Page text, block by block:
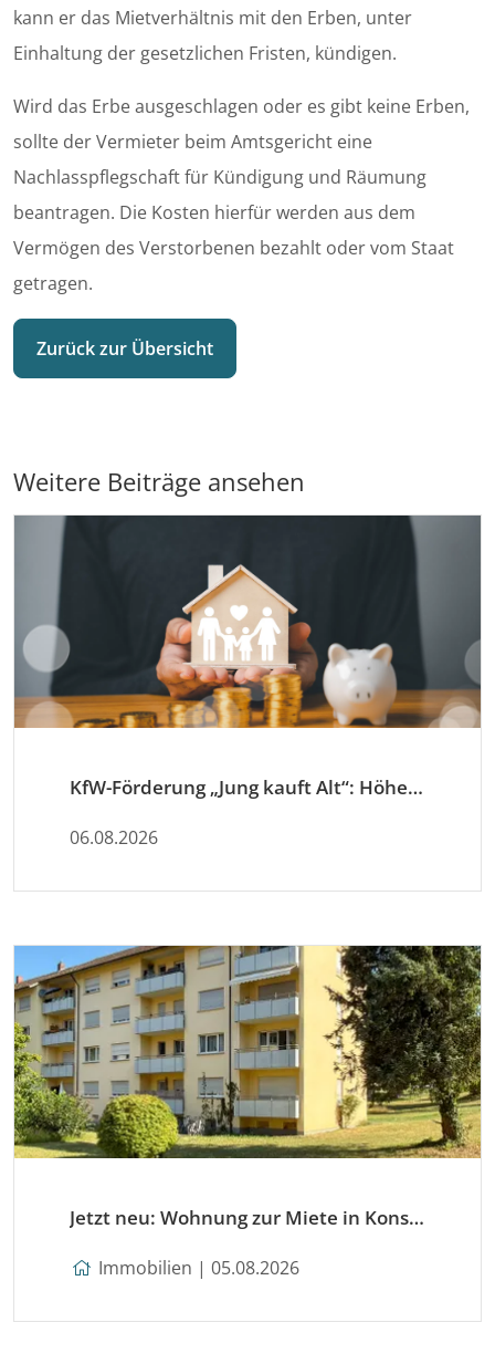
kann er das Mietverhältnis mit den Erben, unter
Einhaltung der gesetzlichen Fristen, kündigen.
Wird das Erbe ausgeschlagen oder es gibt keine Erben,
sollte der Vermieter beim Amtsgericht eine
Nachlasspflegschaft für Kündigung und Räumung
beantragen. Die Kosten hierfür werden aus dem
Vermögen des Verstorbenen bezahlt oder vom Staat
getragen.
Zurück zur Übersicht
Weitere Beiträge ansehen
KfW-Förderung „Jung kauft Alt“: Höhere Kredite ab August 2026
06.08.2026
Jetzt neu: Wohnung zur Miete in Konstanz
Immobilien | 05.08.2026